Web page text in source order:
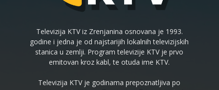
Televizija KTV iz Zrenjanina osnovana je 1993.
godine i jedna je od najstarijih lokalnih televizijskih
stanica u zemlji. Program televizije KTV je prvo
emitovan kroz kabl, te otuda ime KTV.
Televizija KTV je godinama prepoznatljiva po